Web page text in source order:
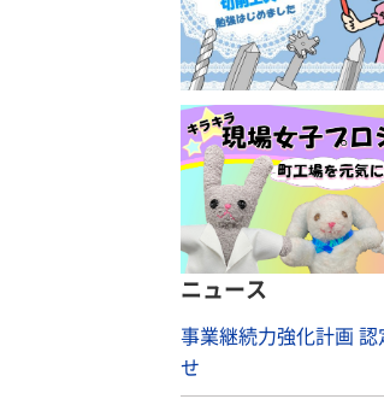
ニュース
事業継続力強化計画 認
せ